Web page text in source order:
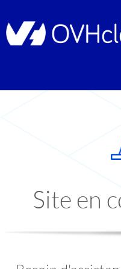
Site en